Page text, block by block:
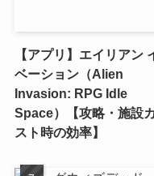
【アプリ】エイリアン
ベーション（Alien
Invasion: RPG Idle
Space）【攻略・施設
スト時の効率】